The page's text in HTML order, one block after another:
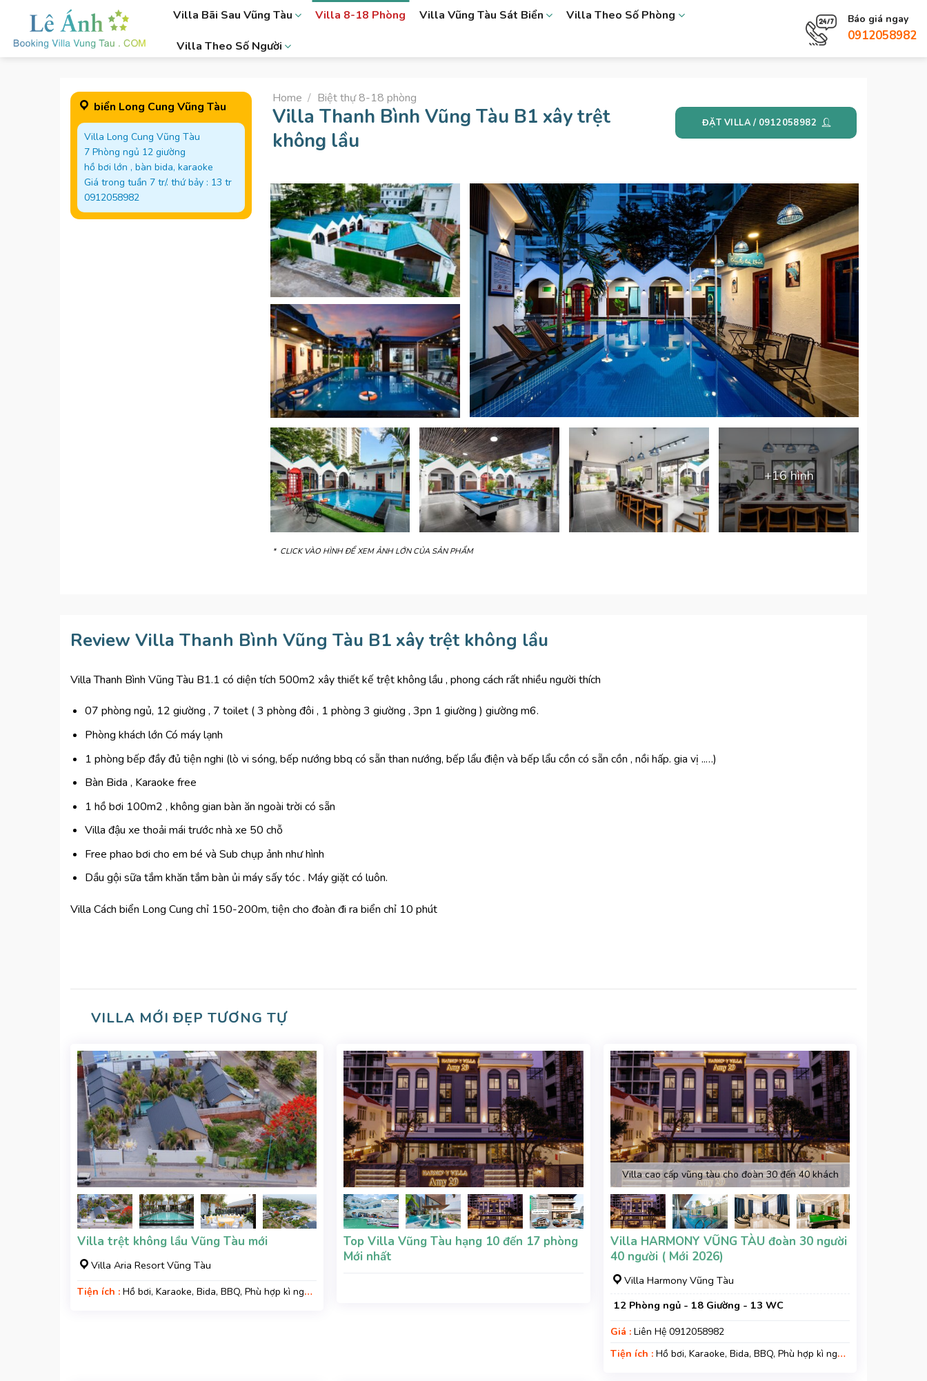
content
Villa Bãi Sau Vũng Tàu Villa 8-18 Phòng Villa Vũng Tàu Sát Biển Villa Theo Số Phòng
Villa Theo Số Người
Báo giá ngay
0912058982
biển Long Cung Vũng Tàu
Villa Long Cung Vũng Tàu
7 Phòng ngủ 12 giường
hồ bơi lớn , bàn bida, karaoke
Giá trong tuần 7 tr/. thứ bảy : 13 tr
0912058982
Home / Biệt thự 8-18 phòng
Villa Thanh Bình Vũng Tàu B1 xây trệt
không lầu
ĐẶT VILLA / 0912058982
+16 hình
* CLICK VÀO HÌNH ĐỂ XEM ẢNH LỚN CỦA SẢN PHẨM
Review Villa Thanh Bình Vũng Tàu B1 xây trệt không lầu
Villa Thanh Bình Vũng Tàu B1.1 có diện tích 500m2 xây thiết kế trệt không lầu , phong cách rất nhiều người thích
07 phòng ngủ, 12 giường , 7 toilet ( 3 phòng đôi , 1 phòng 3 giường , 3pn 1 giường ) giường m6. ‌
Phòng khách lớn Có máy lạnh
1 phòng bếp đầy đủ tiện nghi (lò vi sóng, bếp nướng bbq có sẵn than nướng, bếp lẩu điện và bếp lẩu cồn có sẵn cồn , nồi hấp. gia vị ..…)
Bàn Bida , Karaoke free ‌
1 hồ bơi 100m2 , không gian bàn ăn ngoài trời có sẵn
Villa đậu xe thoải mái trước nhà xe 50 chỗ
Free phao bơi cho em bé và Sub chụp ảnh như hình
Dầu gội sữa tắm khăn tắm bàn ủi máy sấy tóc . Máy giặt có luôn.
Villa Cách biển Long Cung chỉ 150-200m, tiện cho đoàn đi ra biển chỉ 10 phút
VILLA MỚI ĐẸP TƯƠNG TỰ
Villa trệt không lầu Vũng Tàu mới
Villa Aria Resort Vũng Tàu
Tiện ích : Hồ bơi, Karaoke, Bida, BBQ, Phù hợp kì nghỉ
Top Villa Vũng Tàu hạng 10 đến 17 phòng
Mới nhất
Villa cao cấp vũng tàu cho đoàn 30 đến 40 khách
Villa HARMONY VŨNG TÀU đoàn 30 người
40 người ( Mới 2026)
Villa Harmony Vũng Tàu
12 Phòng ngủ - 18 Giường - 13 WC
Giá :Liên Hệ 0912058982
Tiện ích :Hồ bơi, Karaoke, Bida, BBQ, Phù hợp kì nghỉ